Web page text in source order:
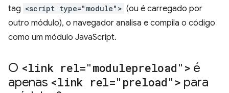
tag <script type="module"> (ou é carregado por
outro módulo), o navegador analisa e compila o código
como um módulo JavaScript.
O <link rel="modulepreload"> é
apenas <link rel="preload"> para